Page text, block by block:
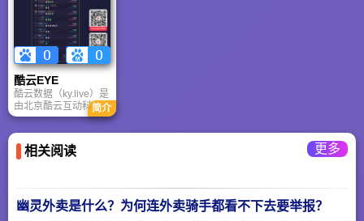
的简称，它是WMP的
外壳播放器，它的界
面酷似WMP 6.4，整
个程序只有一个文
件，作者允许它集成
在其它软件中，My
MPC?暴风影音就是集
成MPC和各种编解码
器的编解码器集成
包。
酷云EYE
酷云数据（ky.live）是
由北京酷云互动科技
有限公司推出的大数
据服务平台。该平台
主要基于自动内容识
别（ACR）技术，提
析以及全媒体营销决
策服务。
简介
相关阅读 更多
幽灵外卖是什么？为何连外卖骑手都看不下去要举报？